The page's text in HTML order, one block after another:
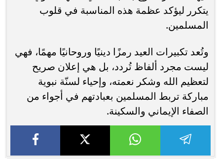
يتكرر ليؤكد عظمة هذه المناسبة في قلوب
المسلمين.
وتُعد تكبيرات العيد رمزًا دينيًا وروحانيًا مهمًا، فهي
ليست مجرد ألفاظ تُردد، بل هي إعلان صريح
لتعظيم الله وشكر نعمته، وإحياء لسنّة نبوية
مباركة تربط المسلمين بعبادتهم في أجواء من
الصفاء الإيماني والسكينة.